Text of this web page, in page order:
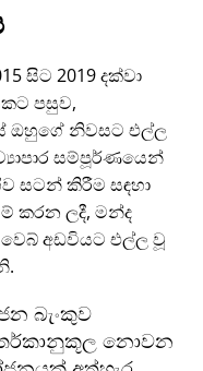
සිට 2019 දක්වා
පසුව,
ඔහුගේ නිවසට එල්ල
සම්පූර්ණයෙන්
සටන් කිරීම සඳහා
කරන ලදී, මන්ද
වෙබ් අඩවියට එල්ල වූ
බැංකුව
තර්කානුකූල නොවන